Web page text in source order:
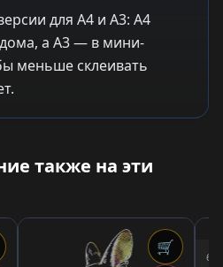
для A4 и A3: A4
а A3 — в мини-
меньше склеивать
также на эти
🛒